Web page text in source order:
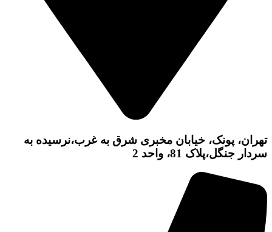
تهران، پونک، خیابان مخبری شرق به غرب،نرسیده به
سردار جنگل،پلاک 81، واحد 2